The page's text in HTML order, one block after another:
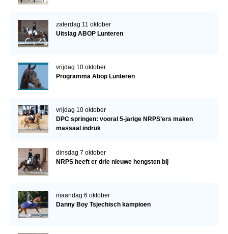
zaterdag 11 oktober
Uitslag ABOP Lunteren
vrijdag 10 oktober
Programma Abop Lunteren
vrijdag 10 oktober
DPC springen: vooral 5-jarige NRPS’ers maken
massaal indruk
dinsdag 7 oktober
NRPS heeft er drie nieuwe hengsten bij
maandag 6 oktober
Danny Boy Tsjechisch kampioen